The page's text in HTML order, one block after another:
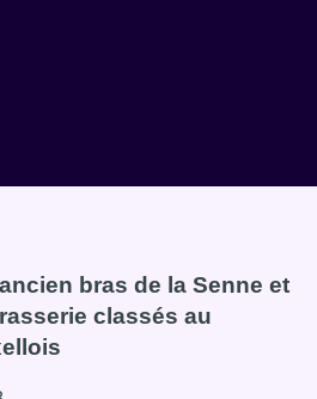
bras de la Senne et
classés au